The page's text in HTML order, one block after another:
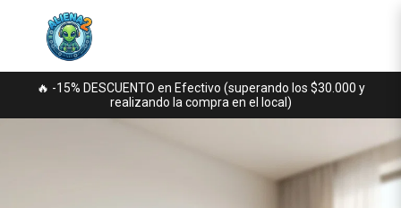
🔥 -15% DESCUENTO en Efectivo (superando los $30.000 y
realizando la compra en el local)